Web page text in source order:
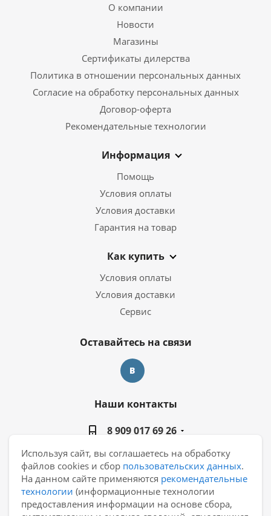
О компании
Новости
Магазины
Сертификаты дилерства
Политика в отношении персональных данных
Согласие на обработку персональных данных
Договор-оферта
Рекомендательные технологии
Информация
Помощь
Условия оплаты
Условия доставки
Гарантия на товар
Как купить
Условия оплаты
Условия доставки
Сервис
Оставайтесь на связи
Наши контакты
8 909 017 69 26
manager@casa-ceramica.ru
Екатеринбург, ул. Новинская 2, склад "С15"
Используя сайт, вы соглашаетесь на обработку
файлов cookies и сбор пользовательских данных.
На данном сайте применяются рекомендательные
технологии (информационные технологии
предоставления информации на основе сбора,